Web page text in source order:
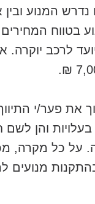
המנוע ובין
בטווח
לרכב
את פער/י
והן לשם
על כל מקרה,
מנועים